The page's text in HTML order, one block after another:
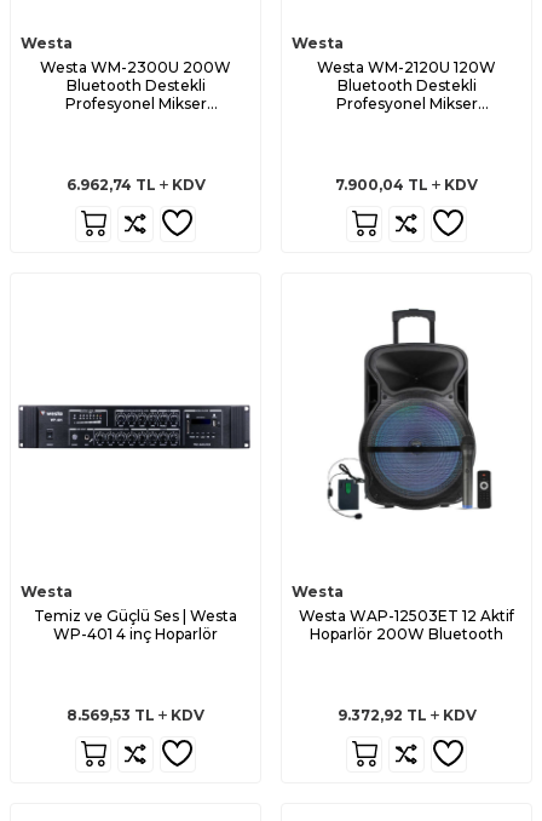
Westa
Westa WM-2300U 200W
Bluetooth Destekli
Profesyonel Mikser
6.962,74 TL KDV
Westa
Westa WM-2120U 120W
Bluetooth Destekli
Profesyonel Mikser
7.900,04 TL KDV
Westa
Temiz ve Güçlü Ses | Westa
WP-401 4 inç Hoparlör
8.569,53 TL KDV
Westa
Westa WAP-12503ET 12 Aktif
Hoparlör 200W Bluetooth
9.372,92 TL KDV